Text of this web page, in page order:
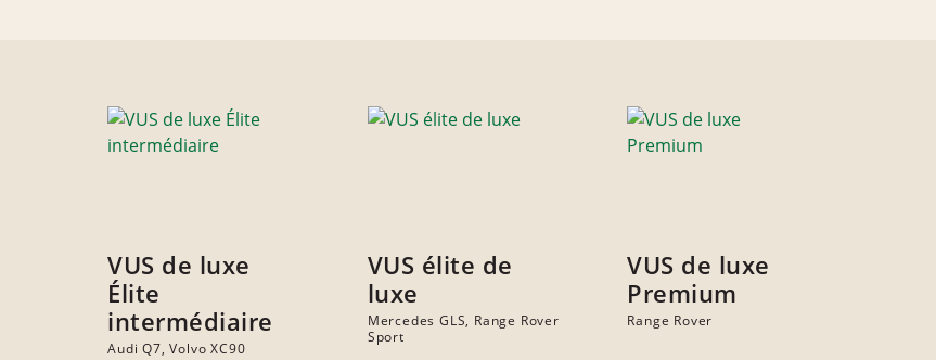
VUS de luxe
Élite
intermédiaire
Audi Q7, Volvo XC90
VUS élite de
luxe
Mercedes GLS, Range Rover
Sport
VUS de luxe
Premium
Range Rover